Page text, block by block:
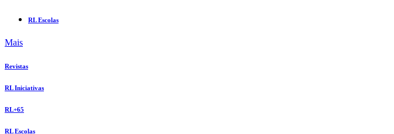
RL Escolas
Mais
Revistas
RL Iniciativas
RL+65
RL Escolas